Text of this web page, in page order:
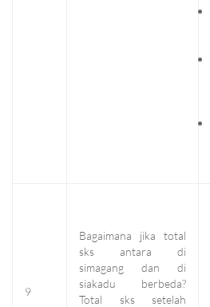
9
Bagaimana jika total
sks antara di
simagang dan di
siakadu berbeda?
Total sks setelah